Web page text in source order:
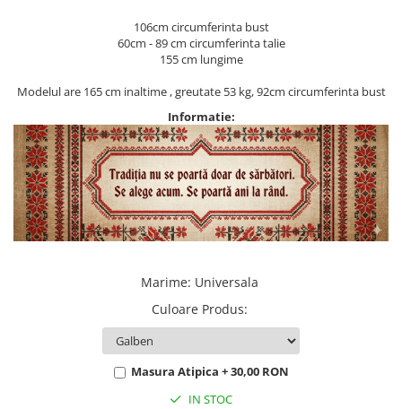
106cm circumferinta bust
60cm - 89 cm circumferinta talie
155 cm lungime
Modelul are 165 cm inaltime , greutate 53 kg, 92cm circumferinta bust
Informatie:
Marime: Universala
Culoare Produs:
Masura Atipica + 30,00 RON
IN STOC